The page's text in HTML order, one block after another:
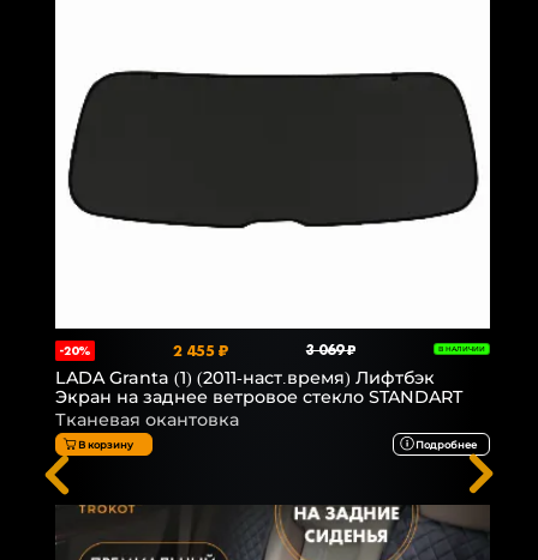
-20% 2 455 ₽ 3 069 ₽ В НАЛИЧИИ
LADA Granta (1) (2011-наст.время) Лифтбэк
Экран на заднее ветровое стекло STANDART
Тканевая окантовка
В корзину Подробнее